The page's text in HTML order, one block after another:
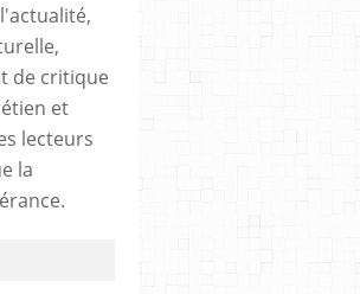
de critique
et
lecteurs
la